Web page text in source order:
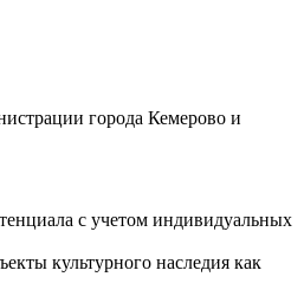
города Кемерово и
с учетом индивидуальных
культурного наследия как